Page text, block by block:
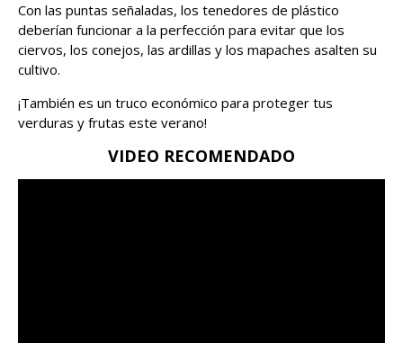
Con las puntas señaladas, los tenedores de plástico
deberían funcionar a la perfección para evitar que los
ciervos, los conejos, las ardillas y los mapaches asalten su
cultivo.
¡También es un truco económico para proteger tus
verduras y frutas este verano!
VIDEO RECOMENDADO